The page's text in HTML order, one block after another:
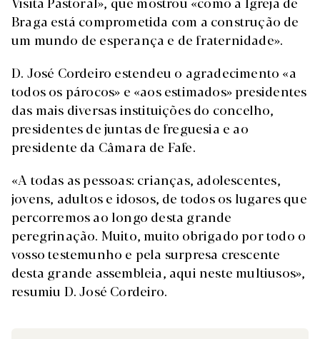
Braga está comprometida com a construção de
um mundo de esperança e de fraternidade».
D. José Cordeiro estendeu o agradecimento «a
todos os párocos» e «aos estimados» presidentes
das mais diversas instituições do concelho,
presidentes de juntas de freguesia e ao
presidente da Câmara de Fafe.
«A todas as pessoas: crianças, adolescentes,
jovens, adultos e idosos, de todos os lugares que
percorremos ao longo desta grande
peregrinação. Muito, muito obrigado por todo o
vosso testemunho e pela surpresa crescente
desta grande assembleia, aqui neste multiusos»,
resumiu D. José Cordeiro.